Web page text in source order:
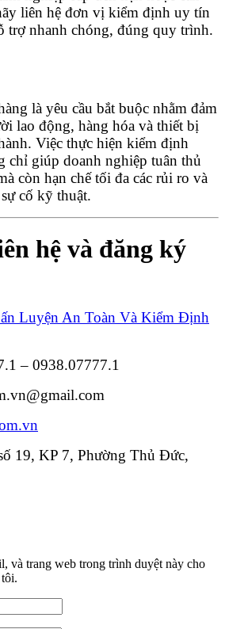
liên hệ đơn vị kiểm định uy tín
trợ nhanh chóng, đúng quy trình.
là yêu cầu bắt buộc nhằm đảm
lao động, hàng hóa và thiết bị
Việc thực hiện kiểm định
chỉ giúp doanh nghiệp tuân thủ
còn hạn chế tối đa các rủi ro và
cố kỹ thuật.
hệ và đăng ký
Luyện An Toàn Và Kiểm Định
– 0938.07777.1
19, KP 7, Phường Thủ Đức,
và trang web trong trình duyệt này cho